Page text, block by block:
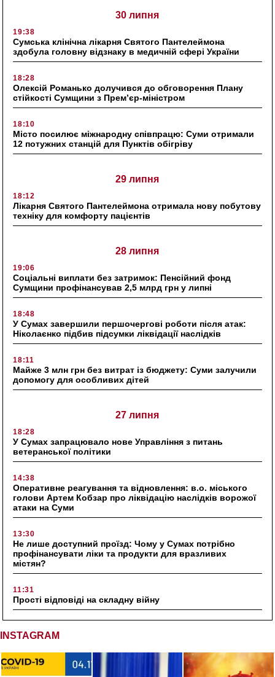
30 липня
19:38
Сумська клінічна лікарня Святого Пантелеймона
здобула головну відзнаку в медичній сфері України
18:28
Олексій Романько долучився до обговорення Плану
стійкості Сумщини з Прем’єр-міністром
18:10
Місто посилює міжнародну співпрацю: Суми отримали
12 потужних станцій для Пунктів обігріву
29 липня
18:12
Лікарня Святого Пантелеймона отримала нову побутову
техніку для комфорту пацієнтів
28 липня
19:06
Соціальні виплати без затримок: Пенсійний фонд
Сумщини профінансував 2,5 млрд грн у липні
18:48
У Сумах завершили першочергові роботи після атак:
Ніколаєнко підбив підсумки ліквідації наслідків
18:11
Майже 3 млн грн без витрат із бюджету: Суми залучили
допомогу для особливих дітей
27 липня
18:28
У Сумах запрацювало нове Управління з питань
ветеранської політики
14:38
Оперативне реагування та відновлення: в.о. міського
голови Артем Кобзар про ліквідацію наслідків ворожої
атаки на Суми
13:30
Не лише доступний проїзд: Чому у Сумах потрібно
профінансувати ліки та продукти для вразливих
містян?
11:31
Прості відповіді на складну війну
INSTAGRAM